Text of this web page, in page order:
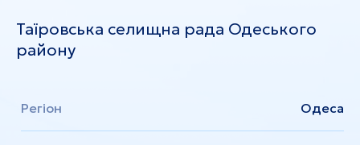
Таїровська селищна рада Одеського
району
Регіон Одеса